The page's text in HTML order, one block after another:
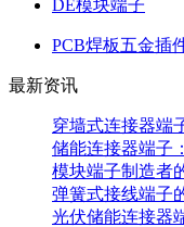
DE模块端子
PCB焊板五金插
最新资讯
穿墙式连接器端
储能连接器端子
模块端子制造者
弹簧式接线端子
光伏储能连接器